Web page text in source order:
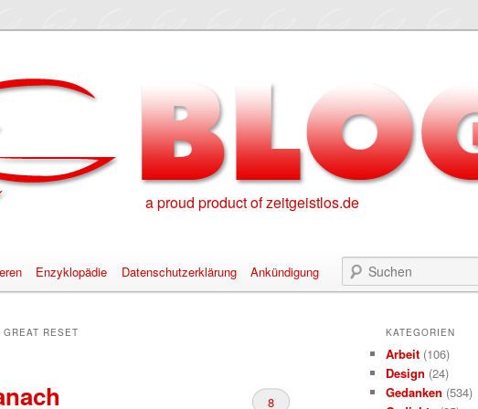
a proud product of zeitgeistlos.de
springen
springen
Enzyklopädie Datenschutzerklärung Ankündigung
GREAT RESET
8
KATEGORIEN
Arbeit (106)
Design (24)
Gedanken (534)